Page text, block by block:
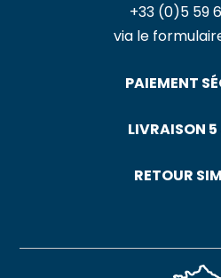
+33 (0)5 59
via le
PAIEMENT
LIVRAISON
RETOUR